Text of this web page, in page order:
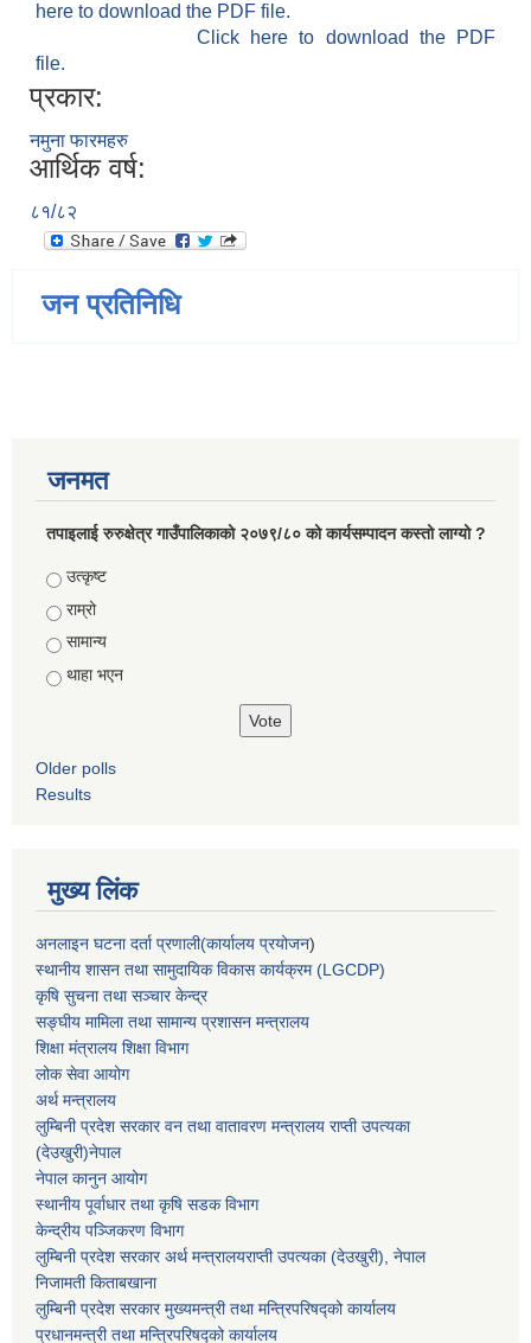
here to download the PDF file.
Click here to download the PDF
file.
प्रकार:
नमुना फारमहरु
आर्थिक वर्ष:
८१/८२
जन प्रतिनिधि
जनमत
तपाइलाई रुरुक्षेत्र गाउँपालिकाको २०७९/८० को कार्यसम्पादन कस्तो लाग्यो ?
Choices
उत्कृष्ट
राम्रो
सामान्य
थाहा भएन
Older polls
Results
मुख्य लिंक
अनलाइन घटना दर्ता प्रणाली(कार्यालय प्रयोजन)
स्थानीय शासन तथा सामुदायिक विकास कार्यक्रम (LGCDP)
कृषि सुचना तथा सञ्चार केन्द्र
सङ्घीय मामिला तथा सामान्य प्रशासन मन्त्रालय
शिक्षा मंत्रालय शिक्षा विभाग
लोक सेवा आयोग
अर्थ मन्त्रालय
लुम्बिनी प्रदेश सरकार वन तथा वातावरण मन्त्रालय राप्ती उपत्यका
(देउखुरी)नेपाल
नेपाल कानुन आयोग
स्थानीय पूर्वाधार तथा कृषि सडक विभाग
केन्द्रीय पञ्जिकरण विभाग
लुम्बिनी प्रदेश सरकार अर्थ मन्त्रालयराप्ती उपत्यका (देउखुरी), नेपाल
निजामती किताबखाना
लुम्बिनी प्रदेश सरकार मुख्यमन्त्री तथा मन्त्रिपरिषद्को कार्यालय
प्रधानमन्त्री तथा मन्त्रिपरिषद्को कार्यालय